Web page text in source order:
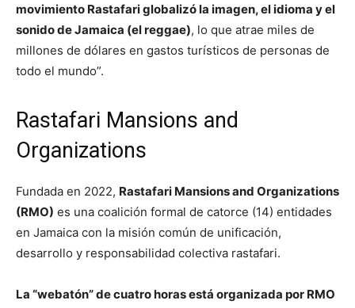
movimiento Rastafari globalizó la imagen, el idioma y el
sonido de Jamaica (el reggae), lo que atrae miles de
millones de dólares en gastos turísticos de personas de
todo el mundo”.
Rastafari Mansions and
Organizations
Fundada en 2022, Rastafari Mansions and Organizations
(RMO) es una coalición formal de catorce (14) entidades
en Jamaica con la misión común de unificación,
desarrollo y responsabilidad colectiva rastafari.
La “webatón” de cuatro horas está organizada por RMO